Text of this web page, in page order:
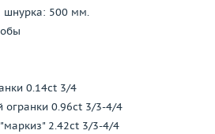
500 мм.
0.14ct 3/4
огранки 0.96ct 3/3-4/4
2.42ct 3/3-4/4